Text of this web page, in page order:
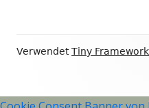
Footer
VerwendetTiny Framework